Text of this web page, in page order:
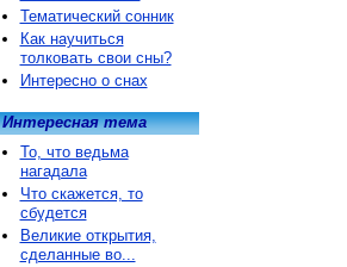
Тематический сонник
Как научиться
толковать свои сны?
Интересно о снах
Интересная тема
То, что ведьма
нагадала
Что скажется, то
сбудется
Великие открытия,
сделанные во...